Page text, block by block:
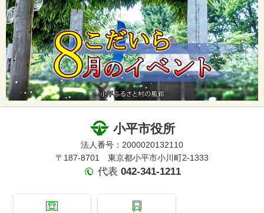
小平市役所
法人番号：2000020132110
〒187-8701 東京都小平市小川町2-1333
代表 042-341-1211